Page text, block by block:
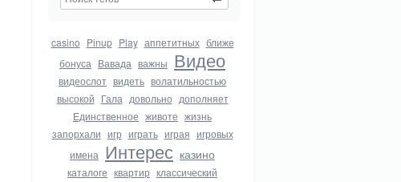
casino Pinup Play аппетитных ближе
бонуса Вавада важны Видео
видеослот видеть волатильностью
высокой Гала довольно дополняет
Единственное животе жизнь
запорхали игр играть играя игровых
имена Интерес казино
каталоге квартир классический